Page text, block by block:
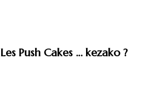
Les Push Cakes … kezako ?